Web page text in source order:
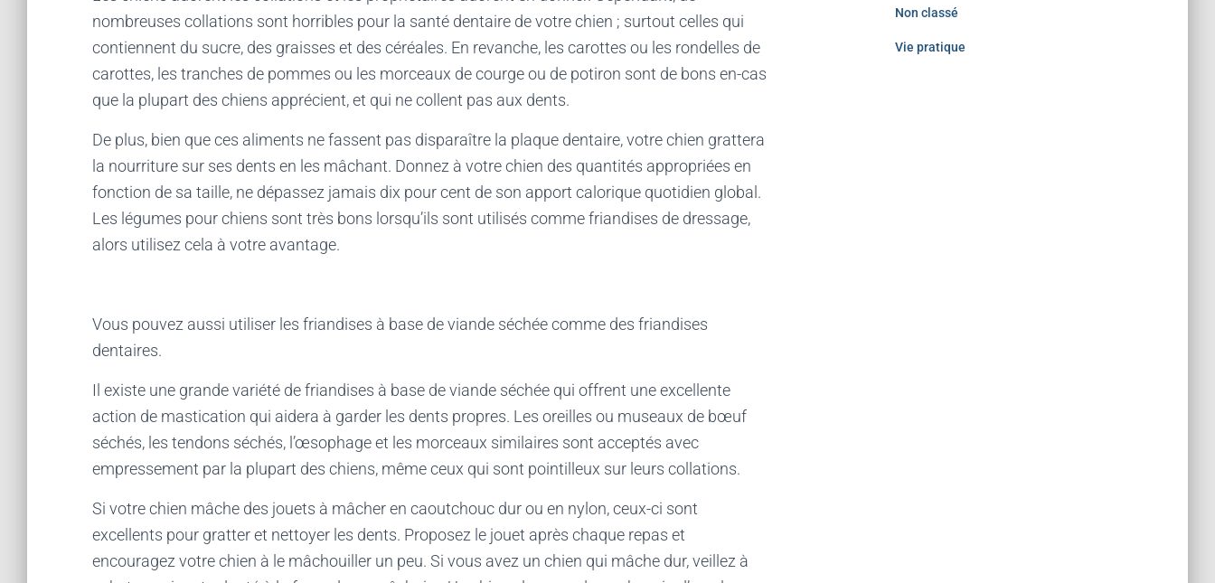
nombreuses collations sont horribles pour la santé dentaire de votre chien ; surtout celles qui
contiennent du sucre, des graisses et des céréales. En revanche, les carottes ou les rondelles de
carottes, les tranches de pommes ou les morceaux de courge ou de potiron sont de bons en-cas
que la plupart des chiens apprécient, et qui ne collent pas aux dents.
De plus, bien que ces aliments ne fassent pas disparaître la plaque dentaire, votre chien grattera
la nourriture sur ses dents en les mâchant. Donnez à votre chien des quantités appropriées en
fonction de sa taille, ne dépassez jamais dix pour cent de son apport calorique quotidien global.
Les légumes pour chiens sont très bons lorsqu’ils sont utilisés comme friandises de dressage,
alors utilisez cela à votre avantage.
Vous pouvez aussi utiliser les friandises à base de viande séchée comme des friandises
dentaires.
Il existe une grande variété de friandises à base de viande séchée qui offrent une excellente
action de mastication qui aidera à garder les dents propres. Les oreilles ou museaux de bœuf
séchés, les tendons séchés, l’œsophage et les morceaux similaires sont acceptés avec
empressement par la plupart des chiens, même ceux qui sont pointilleux sur leurs collations.
Si votre chien mâche des jouets à mâcher en caoutchouc dur ou en nylon, ceux-ci sont
excellents pour gratter et nettoyer les dents. Proposez le jouet après chaque repas et
encouragez votre chien à le mâchouiller un peu. Si vous avez un chien qui mâche dur, veillez à
Non classé
Vie pratique